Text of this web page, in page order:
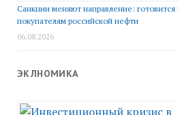
Санкции меняют направление:
покупателям российской нефти
06.08.2026
ЭКЛНОМИКА